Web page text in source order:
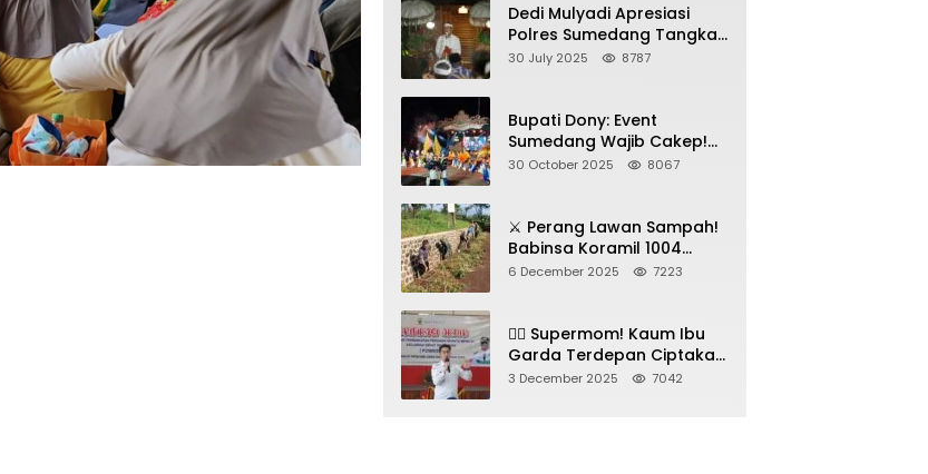
Dedi Mulyadi Apresiasi
Polres Sumedang Tangkap
Wartawan Gadungan
30 July 2025 8787
Bupati Dony: Event
Sumedang Wajib Cakep!
Sosialisasi Wajib Nempel
30 October 2025 8067
⚔️ Perang Lawan Sampah!
Babinsa Koramil 1004
Tanjungsari Pimpin Warga
6 December 2025 7223
🦸‍♀️ Supermom! Kaum Ibu
Garda Terdepan Ciptakan
Generasi Unggul di
3 December 2025 7042